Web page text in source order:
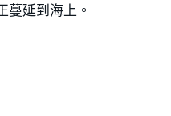
延到海上。